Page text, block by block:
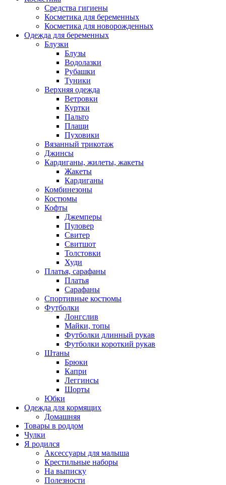
Cредства гигиены
Косметика для беременных
Косметика для новорожденных
Одежда для беременных
Блузки
Блузы
Водолазки
Рубашки
Туники
Верхняя одежда
Ветровки
Куртки
Пальто
Плащи
Пуховики
Вязанный трикотаж
Джинсы
Кардиганы, жилеты, жакеты
Жакеты
Кардиганы
Комбинезоны
Костюмы
Кофты
Джемперы
Пуловер
Свитер
Свитшот
Толстовки
Худи
Платья, сарафаны
Платья
Сарафаны
Спортивные костюмы
Футболки
Лонгслив
Майки, топы
Футболки длинный рукав
Футболки короткий рукав
Штаны
Брюки
Капри
Леггинсы
Шорты
Юбки
Одежда для кормящих
Домашняя
Товары в роддом
Чулки
Я родился
Аксессуары для малыша
Крестильные наборы
На выписку
Полезности